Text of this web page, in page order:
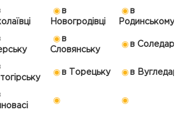
в
Новогродівці
в
Родинському
в
Словянську
в Соледарі
в Торецьку в Вугледарі